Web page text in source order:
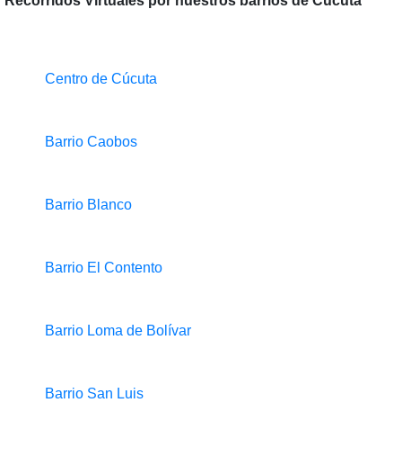
Centro de Cúcuta
Barrio Caobos
Barrio Blanco
Barrio El Contento
Barrio Loma de Bolívar
Barrio San Luis